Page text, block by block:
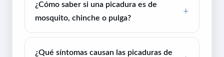
¿Cómo saber si una picadura es de
mosquito, chinche o pulga?
¿Qué síntomas causan las picaduras de